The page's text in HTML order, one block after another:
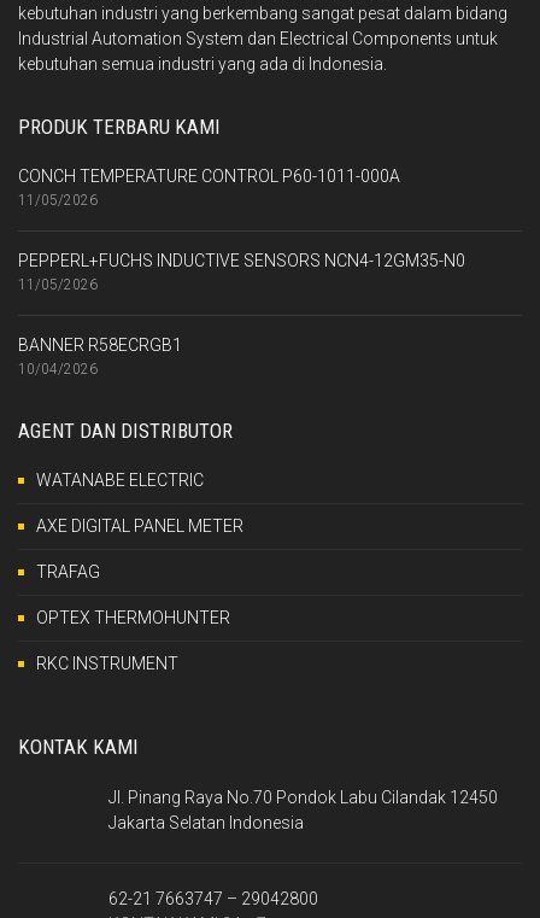
kebutuhan industri yang berkembang sangat pesat dalam bidang
Industrial Automation System dan Electrical Components untuk
kebutuhan semua industri yang ada di Indonesia.
PRODUK TERBARU KAMI
CONCH TEMPERATURE CONTROL P60-1011-000A
11/05/2026
PEPPERL+FUCHS INDUCTIVE SENSORS NCN4-12GM35-N0
11/05/2026
BANNER R58ECRGB1
10/04/2026
AGENT DAN DISTRIBUTOR
WATANABE ELECTRIC
AXE DIGITAL PANEL METER
TRAFAG
OPTEX THERMOHUNTER
RKC INSTRUMENT
KONTAK KAMI
Jl. Pinang Raya No.70 Pondok Labu Cilandak 12450
Jakarta Selatan Indonesia
62-21 7663747 – 29042800